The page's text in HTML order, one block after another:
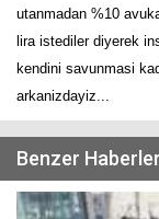
utanmadan %10
lira istediler diyerek
kendini savunmasi
arkanizdayiz...
Benzer Haberler